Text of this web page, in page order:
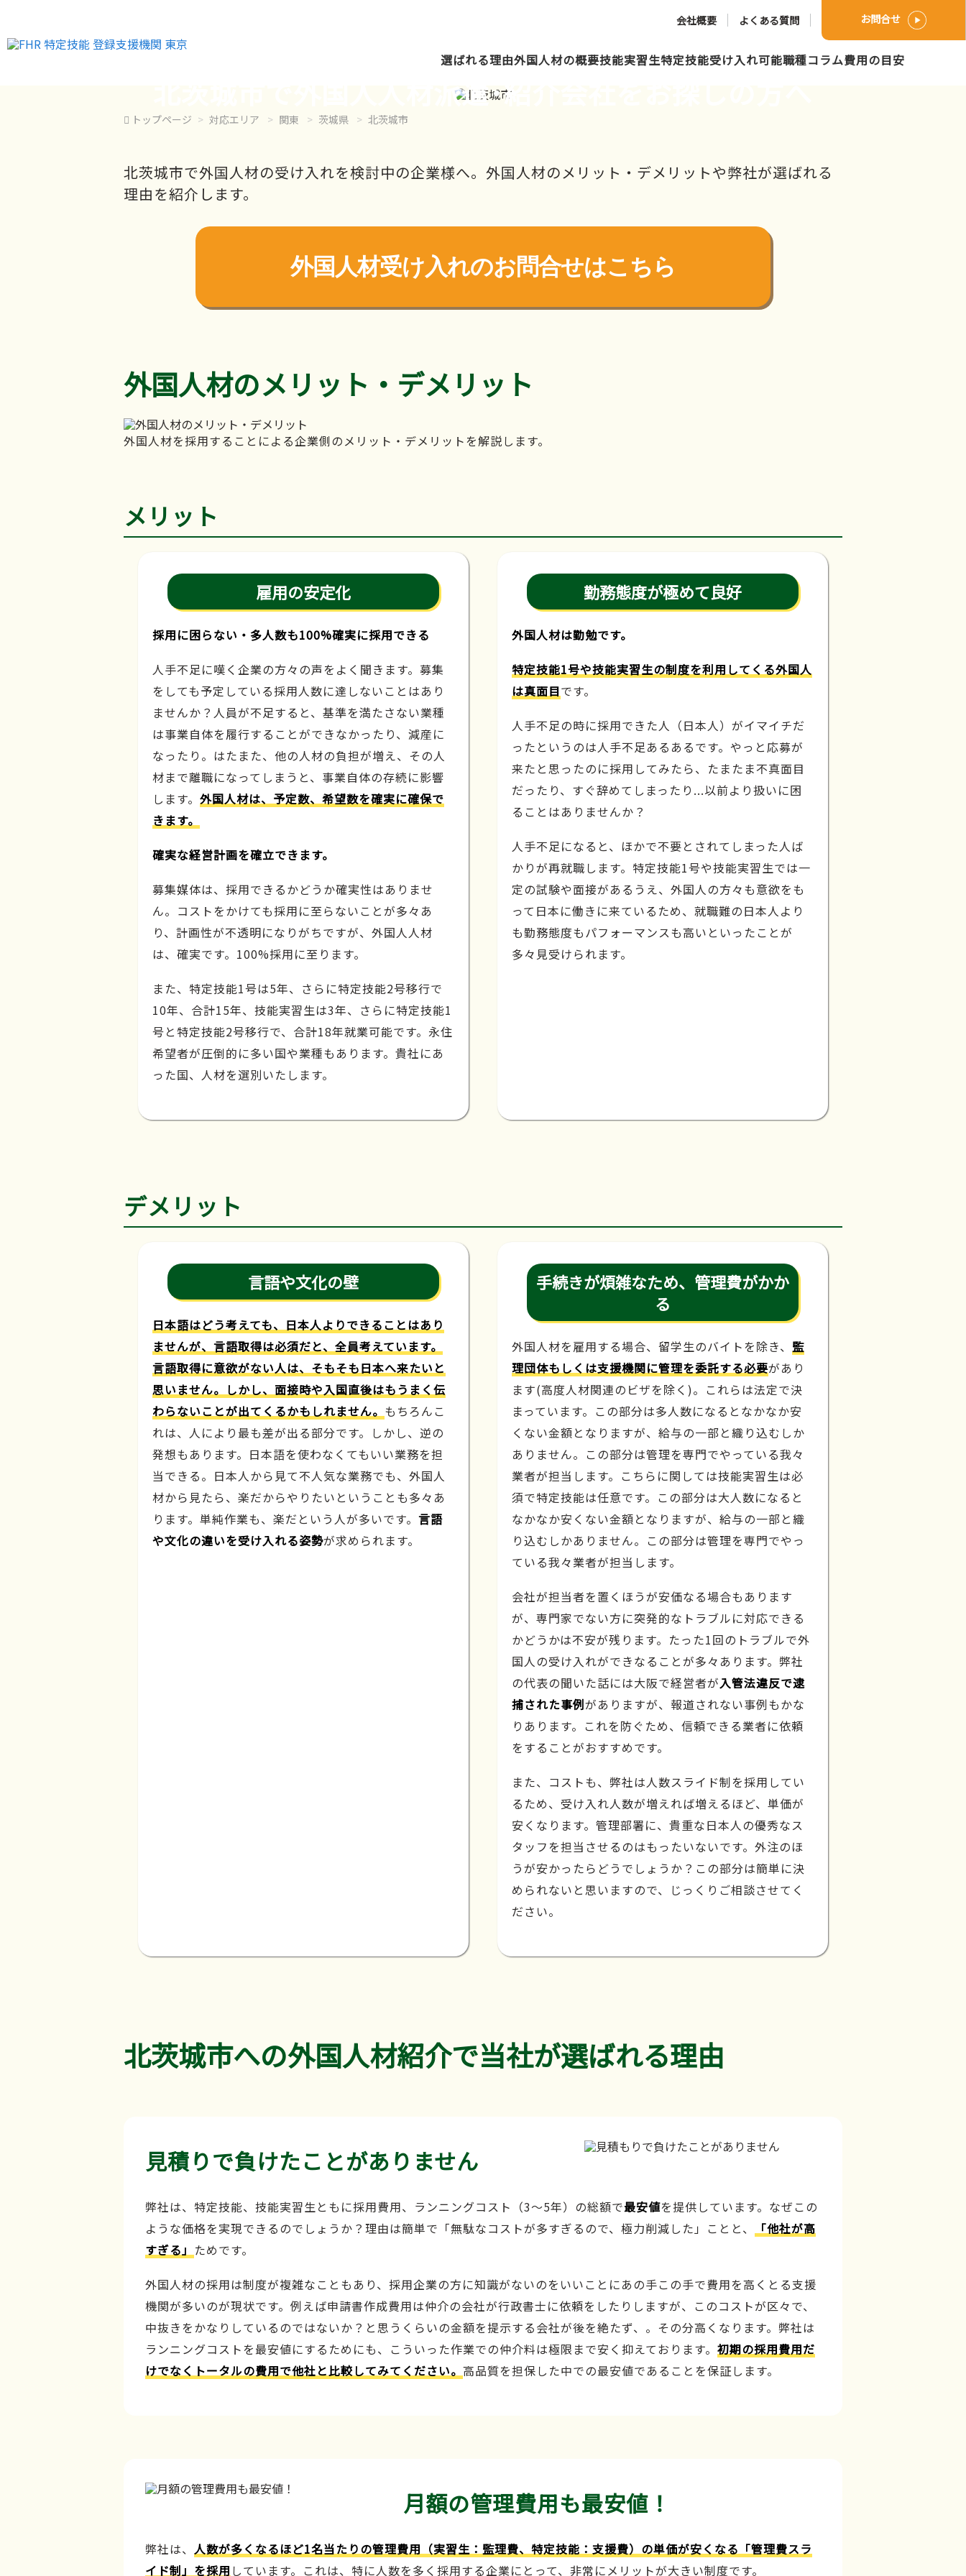
会社概要 よくある質問 お問合せ
選ばれる理由外国人材の概要技能実習生特定技能受け入れ可能職種コラム費用の目安
北茨城市で外国人人材派遣･紹介会社をお探しの方へ
トップページ 対応エリア 関東 茨城県 北茨城市
北茨城市で外国人材の受け入れを検討中の企業様へ。外国人材のメリット・デメリットや弊社が選ばれる
理由を紹介します。
外国人材受け入れのお問合せはこちら
外国人材のメリット・デメリット
外国人材を採用することによる企業側のメリット・デメリットを解説します。
メリット
雇用の安定化
採用に困らない・多人数も100%確実に採用できる
人手不足に嘆く企業の方々の声をよく聞きます。募集
をしても予定している採用人数に達しないことはあり
ませんか？人員が不足すると、基準を満たさない業種
は事業自体を履行することができなかったり、減産に
なったり。はたまた、他の人材の負担が増え、その人
材まで離職になってしまうと、事業自体の存続に影響
します。 外国人材は、予定数、希望数を確実に確保で
きます。
確実な経営計画を確立できます。
募集媒体は、採用できるかどうか確実性はありませ
ん。コストをかけても採用に至らないことが多々あ
り、計画性が不透明になりがちですが、外国人人材
は、確実です。100%採用に至ります。
また、特定技能1号は5年、さらに特定技能2号移行で
10年、合計15年、技能実習生は3年、さらに特定技能1
号と特定技能2号移行で、合計18年就業可能です。永住
希望者が圧倒的に多い国や業種もあります。貴社にあ
った国、人材を選別いたします。
勤務態度が極めて良好
外国人材は勤勉です。
特定技能1号や技能実習生の制度を利用してくる外国人
は真面目です。
人手不足の時に採用できた人（日本人）がイマイチだ
ったというのは人手不足あるあるです。やっと応募が
来たと思ったのに採用してみたら、たまたま不真面目
だったり、すぐ辞めてしまったり...以前より扱いに困
ることはありませんか？
人手不足になると、ほかで不要とされてしまった人ば
かりが再就職します。特定技能1号や技能実習生では一
定の試験や面接があるうえ、外国人の方々も意欲をも
って日本に働きに来ているため、就職難の日本人より
も勤務態度もパフォーマンスも高いといったことが
多々見受けられます。
デメリット
言語や文化の壁
日本語はどう考えても、日本人よりできることはあり
ませんが、言語取得は必須だと、全員考えています。
言語取得に意欲がない人は、そもそも日本へ来たいと
思いません。しかし、面接時や入国直後はもうまく伝
わらないことが出てくるかもしれません。 もちろんこ
れは、人により最も差が出る部分です。しかし、逆の
発想もあります。日本語を使わなくてもいい業務を担
当できる。日本人から見て不人気な業務でも、外国人
材から見たら、楽だからやりたいということも多々あ
ります。単純作業も、楽だという人が多いです。 言語
や文化の違いを受け入れる姿勢が求められます。
手続きが煩雑なため、管理費がかか
る
外国人材を雇用する場合、留学生のバイトを除き、 監
理団体もしくは支援機関に管理を委託する必要があり
ます(高度人材関連のビザを除く)。これらは法定で決
まっています。この部分は多人数になるとなかなか安
くない金額となりますが、給与の一部と織り込むしか
ありません。この部分は管理を専門でやっている我々
業者が担当します。こちらに関しては技能実習生は必
須で特定技能は任意です。この部分は大人数になると
なかなか安くない金額となりますが、給与の一部と織
り込むしかありません。この部分は管理を専門でやっ
ている我々業者が担当します。
会社が担当者を置くほうが安価なる場合もあります
が、専門家でない方に突発的なトラブルに対応できる
かどうかは不安が残ります。たった1回のトラブルで外
国人の受け入れができなることが多々あります。弊社
の代表の聞いた話には大阪で経営者が入管法違反で逮
捕された事例がありますが、報道されない事例もかな
りあります。これを防ぐため、信頼できる業者に依頼
をすることがおすすめです。
また、コストも、弊社は人数スライド制を採用してい
るため、受け入れ人数が増えれば増えるほど、単価が
安くなります。管理部署に、貴重な日本人の優秀なス
タッフを担当させるのはもったいないです。外注のほ
うが安かったらどうでしょうか？この部分は簡単に決
められないと思いますので、じっくりご相談させてく
ださい。
北茨城市への外国人材紹介で当社が選ばれる理由
見積りで負けたことがありません
弊社は、特定技能、技能実習生ともに採用費用、ランニングコスト（3～5年）の総額で最安値を提供しています。なぜこの
ような価格を実現できるのでしょうか？理由は簡単で「無駄なコストが多すぎるので、極力削減した」ことと、
「他社が高
すぎる」 ためです。
外国人材の採用は制度が複雑なこともあり、採用企業の方に知識がないのをいいことにあの手この手で費用を高くとる支援
機関が多いのが現状です。例えば申請書作成費用は仲介の会社が行政書士に依頼をしたりしますが、このコストが区々で、
中抜きをかなりしているのではないか？と思うくらいの金額を提示する会社が後を絶たず、。その分高くなります。弊社は
ランニングコストを最安値にするためにも、こういった作業での仲介料は極限まで安く抑えております。 初期の採用費用だ
けでなくトータルの費用で他社と比較してみてください。 高品質を担保した中での最安値であることを保証します。
月額の管理費用も最安値！
弊社は、 人数が多くなるほど1名当たりの管理費用（実習生：監理費、特定技能：支援費）の単価が安くなる「管理費スラ
イド制」を採用 しています。これは、特に人数を多く採用する企業にとって、非常にメリットが大きい制度です。